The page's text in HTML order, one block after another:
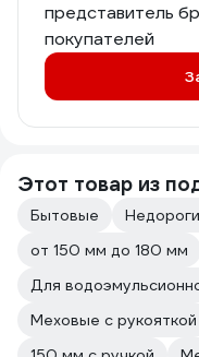
представитель
покупателей
Этот товар из
Бытовые
от 150 мм до 180 мм
Для
Меховые с рукояткой